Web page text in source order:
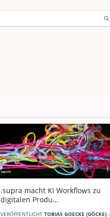
.supra macht KI Workflows zu
digitalen Produ…
VERÖFFENTLICHT TOBIAS GOECKE (GÖCKE) -